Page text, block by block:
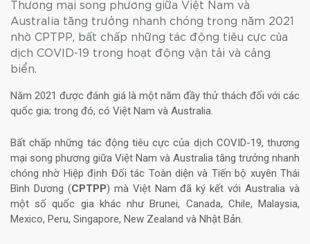
Thương mại song phương giữa Việt Nam và
Australia tăng trưởng nhanh chóng trong năm 2021
nhờ CPTPP, bất chấp những tác động tiêu cực của
dịch COVID-19 trong hoạt động vận tải và cảng
biển.
Năm 2021 được đánh giá là một năm đầy thử thách đối với các
quốc gia; trong đó, có Việt Nam và Australia.
Bất chấp những tác động tiêu cực của dịch COVID-19, thương
mại song phương giữa Việt Nam và Australia tăng trưởng nhanh
chóng nhờ Hiệp định Đối tác Toàn diện và Tiến bộ xuyên Thái
Bình Dương (CPTPP) mà Việt Nam đã ký kết với Australia và
một số quốc gia khác như Brunei, Canada, Chile, Malaysia,
Mexico, Peru, Singapore, New Zealand và Nhật Bản.